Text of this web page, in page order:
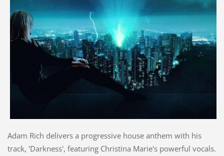
Adam Rich delivers a progressive house anthem with his
track, 'Darkness', featuring Christina Marie's powerful vocals.